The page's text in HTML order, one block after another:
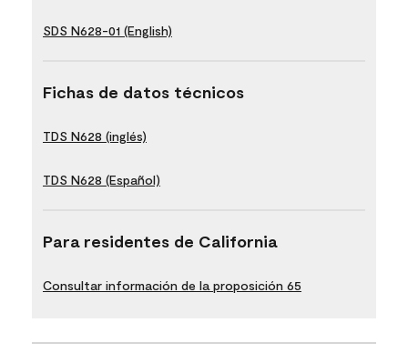
SDS N628-01 (English)
Fichas de datos técnicos
TDS N628 (inglés)
TDS N628 (Español)
Para residentes de California
Consultar información de la proposición 65